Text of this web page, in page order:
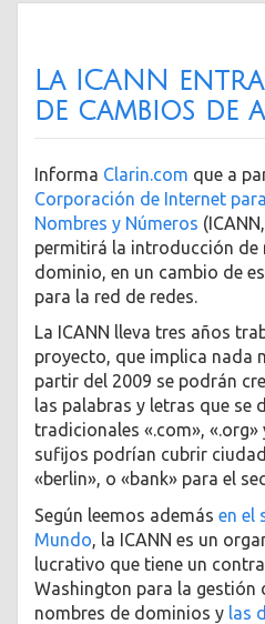
La ICANN
de cambios de
Informa Clarin.com que a
Corporación de Internet
Nombres y Números
permitirá la introducción de
dominio, en un cambio de
para la red de redes.
La ICANN lleva tres años
proyecto, que implica nada
partir del 2009 se podrán
las palabras y letras que se
tradicionales «.com», «.org»
sufijos podrían cubrir
«berlin», o «bank» para el
Según leemos además en el
Mundo, la ICANN es un
lucrativo que tiene un
Washington para la gestión
nombres de dominios y las